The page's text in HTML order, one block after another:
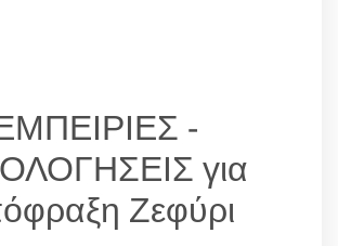
-
για
Ζεφύρι